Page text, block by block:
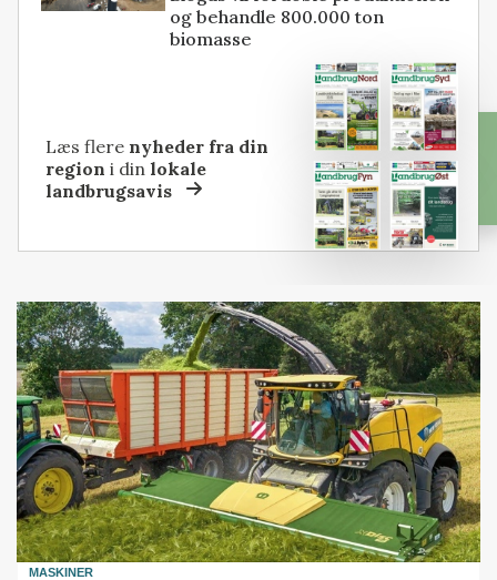
og behandle 800.000 ton
biomasse
Læs flere nyheder fra din
region i dinlokale
landbrugsavis
MASKINER